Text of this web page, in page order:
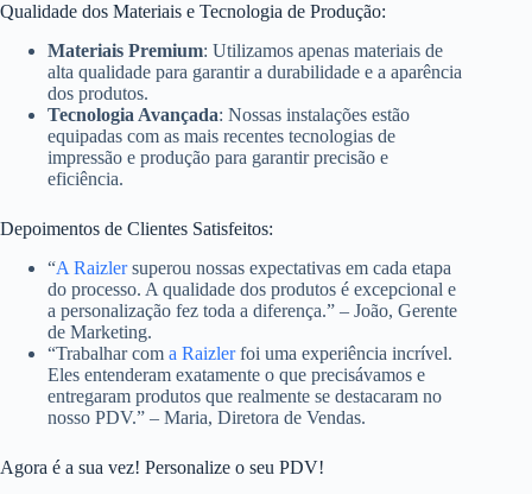
Qualidade dos Materiais e Tecnologia de Produção:
Materiais Premium: Utilizamos apenas materiais de
alta qualidade para garantir a durabilidade e a aparência
dos produtos.
Tecnologia Avançada: Nossas instalações estão
equipadas com as mais recentes tecnologias de
impressão e produção para garantir precisão e
eficiência.
Depoimentos de Clientes Satisfeitos:
“A Raizlersuperou nossas expectativas em cada etapa
do processo. A qualidade dos produtos é excepcional e
a personalização fez toda a diferença.” – João, Gerente
de Marketing.
“Trabalhar com a Raizlerfoi uma experiência incrível.
Eles entenderam exatamente o que precisávamos e
entregaram produtos que realmente se destacaram no
nosso PDV.” – Maria, Diretora de Vendas.
Agora é a sua vez! Personalize o seu PDV!